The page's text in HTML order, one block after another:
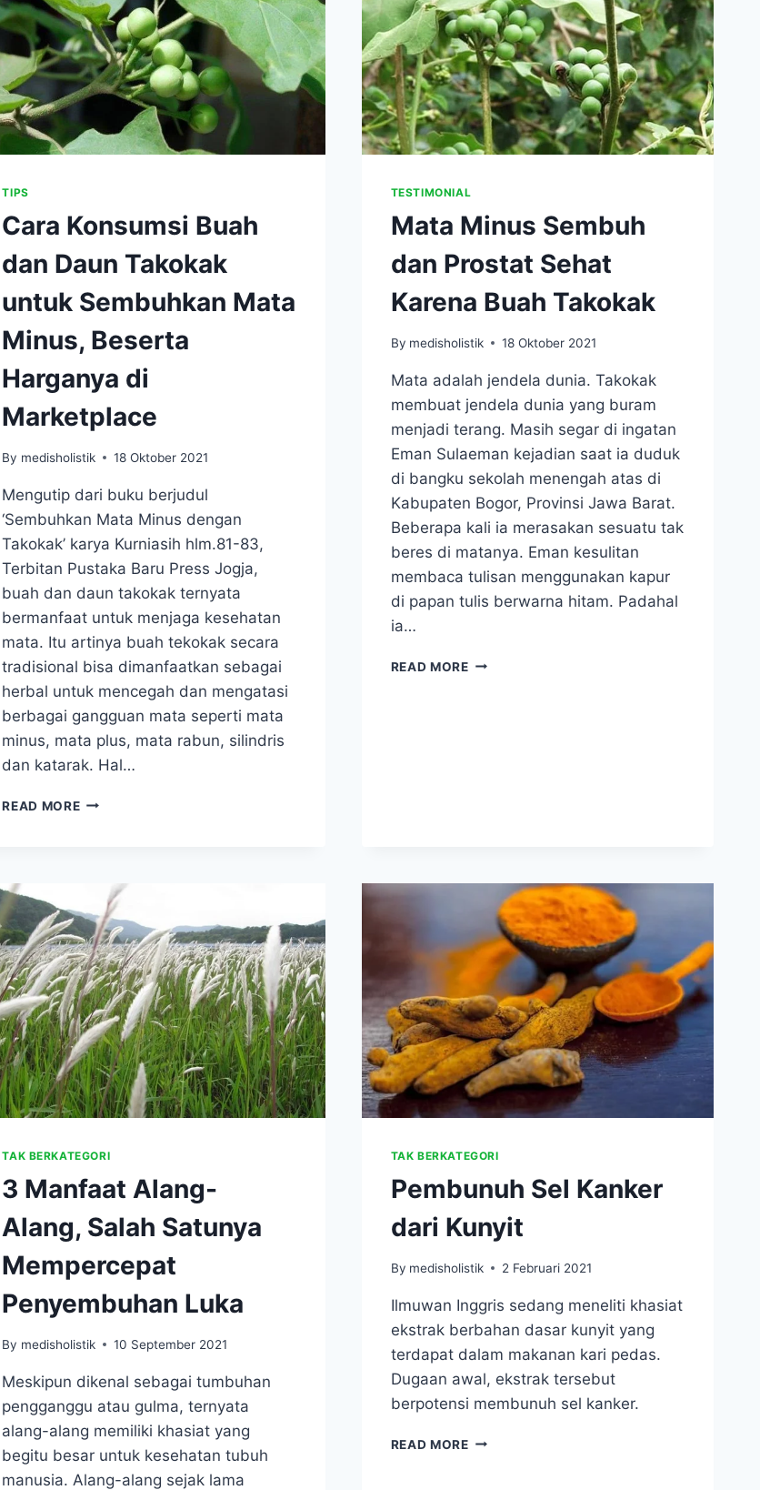
TIPS
Cara Konsumsi Buah
dan Daun Takokak
untuk Sembuhkan Mata
Minus, Beserta
Harganya di
Marketplace
By medisholistik 18 Oktober 2021
Mengutip dari buku berjudul
‘Sembuhkan Mata Minus dengan
Takokak’ karya Kurniasih hlm.81-83,
Terbitan Pustaka Baru Press Jogja,
buah dan daun takokak ternyata
bermanfaat untuk menjaga kesehatan
mata. Itu artinya buah tekokak secara
tradisional bisa dimanfaatkan sebagai
herbal untuk mencegah dan mengatasi
berbagai gangguan mata seperti mata
minus, mata plus, mata rabun, silindris
dan katarak. Hal…
READ MORECARA
TAKOKAK
UNTUK
SEMBUHKAN
MATA
MINUS,
BESERTA
HARGANYA
DI
MARKETPLACE
TESTIMONIAL
Mata Minus Sembuh
dan Prostat Sehat
Karena Buah Takokak
By medisholistik 18 Oktober 2021
Mata adalah jendela dunia. Takokak
membuat jendela dunia yang buram
menjadi terang. Masih segar di ingatan
Eman Sulaeman kejadian saat ia duduk
di bangku sekolah menengah atas di
Kabupaten Bogor, Provinsi Jawa Barat.
Beberapa kali ia merasakan sesuatu tak
beres di matanya. Eman kesulitan
membaca tulisan menggunakan kapur
di papan tulis berwarna hitam. Padahal
ia…
READ MOREMATA
TAK BERKATEGORI
3 Manfaat Alang-
Alang, Salah Satunya
Mempercepat
Penyembuhan Luka
By medisholistik 10 September 2021
Meskipun dikenal sebagai tumbuhan
pengganggu atau gulma, ternyata
alang-alang memiliki khasiat yang
begitu besar untuk kesehatan tubuh
manusia. Alang-alang sejak lama
TAK BERKATEGORI
Pembunuh Sel Kanker
dari Kunyit
By medisholistik 2 Februari 2021
Ilmuwan Inggris sedang meneliti khasiat
ekstrak berbahan dasar kunyit yang
terdapat dalam makanan kari pedas.
Dugaan awal, ekstrak tersebut
berpotensi membunuh sel kanker.
READ MOREPEMBUNUH